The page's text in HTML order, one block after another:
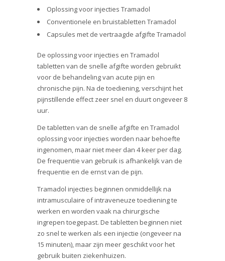
Oplossing voor injecties Tramadol
Conventionele en bruistabletten Tramadol
Capsules met de vertraagde afgifte Tramadol
De oplossing voor injecties en Tramadol
tabletten van de snelle afgifte worden gebruikt
voor de behandeling van acute pijn en
chronische pijn. Na de toediening, verschijnt het
pijnstillende effect zeer snel en duurt ongeveer 8
uur.
De tabletten van de snelle afgifte en Tramadol
oplossing voor injecties worden naar behoefte
ingenomen, maar niet meer dan 4 keer per dag.
De frequentie van gebruik is afhankelijk van de
frequentie en de ernst van de pijn.
Tramadol injecties beginnen onmiddellijk na
intramusculaire of intraveneuze toediening te
werken en worden vaak na chirurgische
ingrepen toegepast. De tabletten beginnen niet
zo snel te werken als een injectie (ongeveer na
15 minuten), maar zijn meer geschikt voor het
gebruik buiten ziekenhuizen.